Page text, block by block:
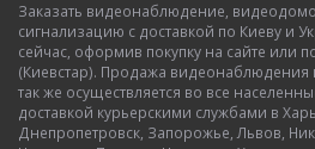
Заказать видеонаблюдение,
сигнализацию с доставкой по Киеву и
сейчас, оформив покупку на сайте или
(Киевстар). Продажа
так же осуществляется во все
доставкой курьерскими службами в
Днепропетровск, Запорожье, Львов,